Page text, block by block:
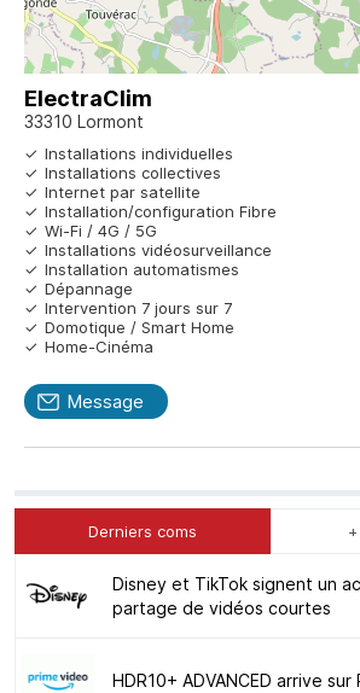
ElectraClim
33310 Lormont
Installations individuelles
Installations collectives
Internet par satellite
Installation/configuration Fibre
Wi-Fi / 4G / 5G
Installations vidéosurveillance
Installation automatismes
Dépannage
Intervention 7 jours sur 7
Domotique / Smart Home
Home-Cinéma
Message
Derniers coms
Disney et TikTok signent un
partage de vidéos courtes
HDR10+ ADVANCED arrive sur